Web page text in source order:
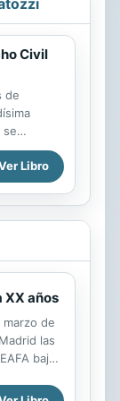
Civil
de
se
para
un
y la
civil
con
las
Libro
años
de
las
bajo
con una